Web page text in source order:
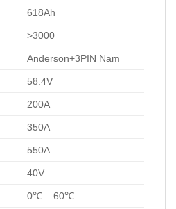
618Ah
>3000
Anderson+3PIN Nam
58.4V
200A
350A
550A
40V
0℃ – 60℃